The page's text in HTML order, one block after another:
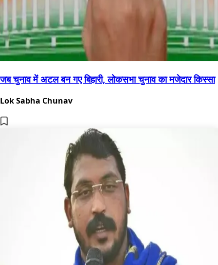
जब चुनाव में अटल बन गए बिहारी, लोकसभा चुनाव का मजेदार किस्सा
Lok Sabha Chunav